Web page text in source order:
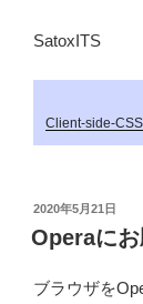
SatoxITS
Client-side-
投
稿
日:
2020年5月21日
Operaに
ブラウザを